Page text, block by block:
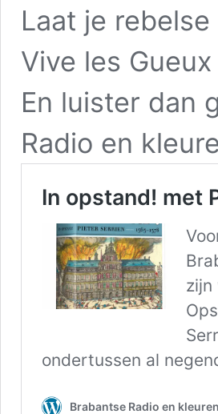
Laat je
Vive les
En luister dan
Radio en